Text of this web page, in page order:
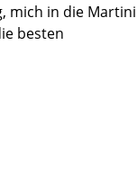
mich in die Martini
besten
und ich
ich von